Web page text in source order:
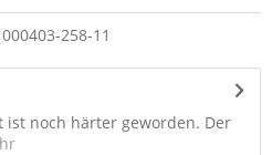
258-11
ist noch härter geworden. Der